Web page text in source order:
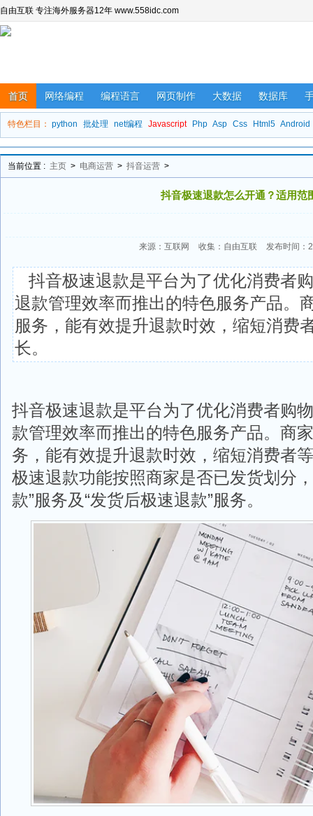
自由互联 专注海外服务器12年 www.558idc.com
首页 网络编程 编程语言 网页制作 大数据 数据库
特色栏目： python 批处理 net编程 Javascript Php Asp Css Html5 Android
当前位置 : 主页 > 电商运营 > 抖音运营 >
抖音极速退款怎么开通？适用范
来源：互联网 收集：自由互联 发布时间：
抖音极速退款是平台为了优化消费者
退款管理效率而推出的特色服务产品。
服务，能有效提升退款时效，缩短消费
长。
抖音极速退款是平台为了优化消费者购
款管理效率而推出的特色服务产品。商
务，能有效提升退款时效，缩短消费者
极速退款功能按照商家是否已发货划分
款”服务及“发货后极速退款”服务。